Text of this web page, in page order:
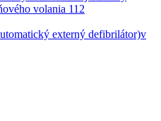
volania 112
externý defibrilátor)v